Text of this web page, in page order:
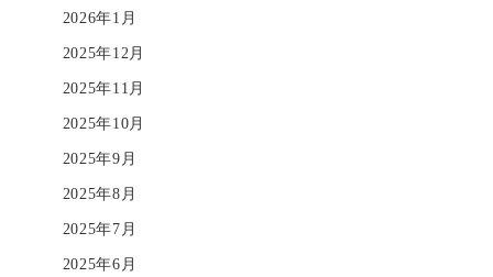
2026年1月
2025年12月
2025年11月
2025年10月
2025年9月
2025年8月
2025年7月
2025年6月